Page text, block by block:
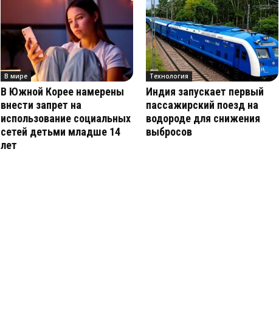
В мире
В Южной Корее намерены
внести запрет на
использование социальных
сетей детьми младше 14
лет
Технология
Индия запускает первый
пассажирский поезд на
водороде для снижения
выбросов